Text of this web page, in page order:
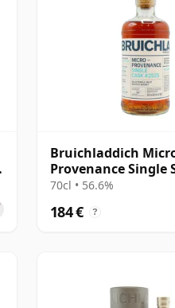
Bruichladdich
Provenance Single
Wine Cask #2525
70cl • 56.6%
184 € ?